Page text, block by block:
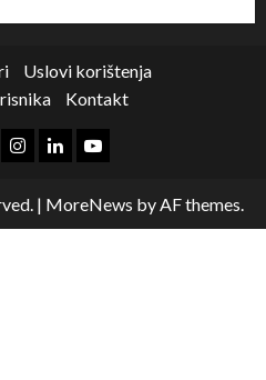
Uslovi korištenja
Kontakt
| MoreNews by AF themes.